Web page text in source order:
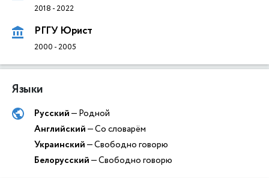
2018 -2022
РГГУ Юрист
2000 -2005
Языки
Русский— Родной
Английский— Со словарём
Украинский— Свободно говорю
Белорусский— Свободно говорю